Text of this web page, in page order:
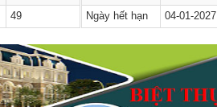
49
Ngày hết hạn
04-01-2027